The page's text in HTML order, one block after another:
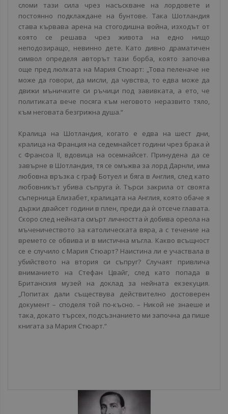
сломи тази сила чрез насъскване на лордовете и
постоянно подклаждане на бунтове. Така Шотландия
става кървава арена на стогодишна война, изходът от
която се решава чрез живота на едно нищо
неподозиращо, невинно дете. Като дивно драматичен
символ определя авторът тази борба, която започва
още пред люлката на Мария Стюарт: „Това пеленаче не
може да говори, да мисли, да чувства, то едва може да
движи мъничките си ръчици под завивката, а ето, че
политиката вече посяга към неговото неразвито тяло,
към неговата безгрижна душа.“
Кралица на Шотландия, когато е едва на шест дни,
кралица на Франция на седемнайсет години чрез брака ѝ
с Франсоа II, вдовица на осемнайсет. Принудена да се
завърне в Шотландия, тя се омъжва за лорд Дарнли, има
любовна връзка с граф Ботуел и бяга в Англия, след като
любовникът убива съпруга ѝ. Търси закрила от своята
съперница Елизабет, кралицата на Англия, която обаче я
държи двайсет години в плен, преди да ѝ отсече главата.
Скоро след нейната смърт личността ѝ добива ореола на
мъченичеството за католическата вяра, а с течение на
времето се обвива и в мистична мъгла. Какво всъщност
се е случило с Мария Стюарт? Наистина ли е участвала в
убийството на втория си съпруг? Случаят привлича
вниманието на Стефан Цвайг, след като попада в
Британския музей на доклад за нейната екзекуция.
„Попитах дали съществува действително достоверен
документ – споделя той по-късно. – Никой не знаеше и
така, докато търсех, подсъзнанието ми започна да пише
книгата за Мария Стюарт.“